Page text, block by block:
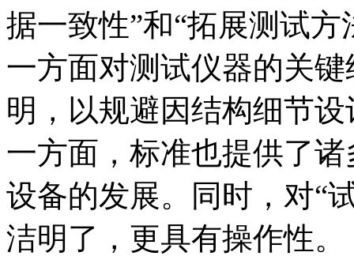
据一致性”和“拓展测试
一方面对测试仪器的关
明，以规避因结构细节
一方面，标准也提供了
设备的发展。同时，对“
洁明了，更具有操作性。